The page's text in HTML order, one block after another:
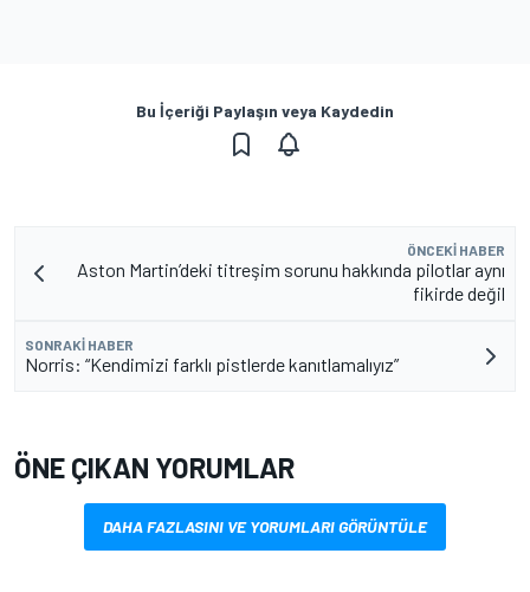
Bu İçeriği Paylaşın veya Kaydedin
ÖNCEKI HABER
Aston Martin’deki titreşim sorunu hakkında pilotlar aynı
fikirde değil
SONRAKI HABER
Norris: “Kendimizi farklı pistlerde kanıtlamalıyız”
ÖNE ÇIKAN YORUMLAR
DAHA FAZLASINI VE YORUMLARI GÖRÜNTÜLE